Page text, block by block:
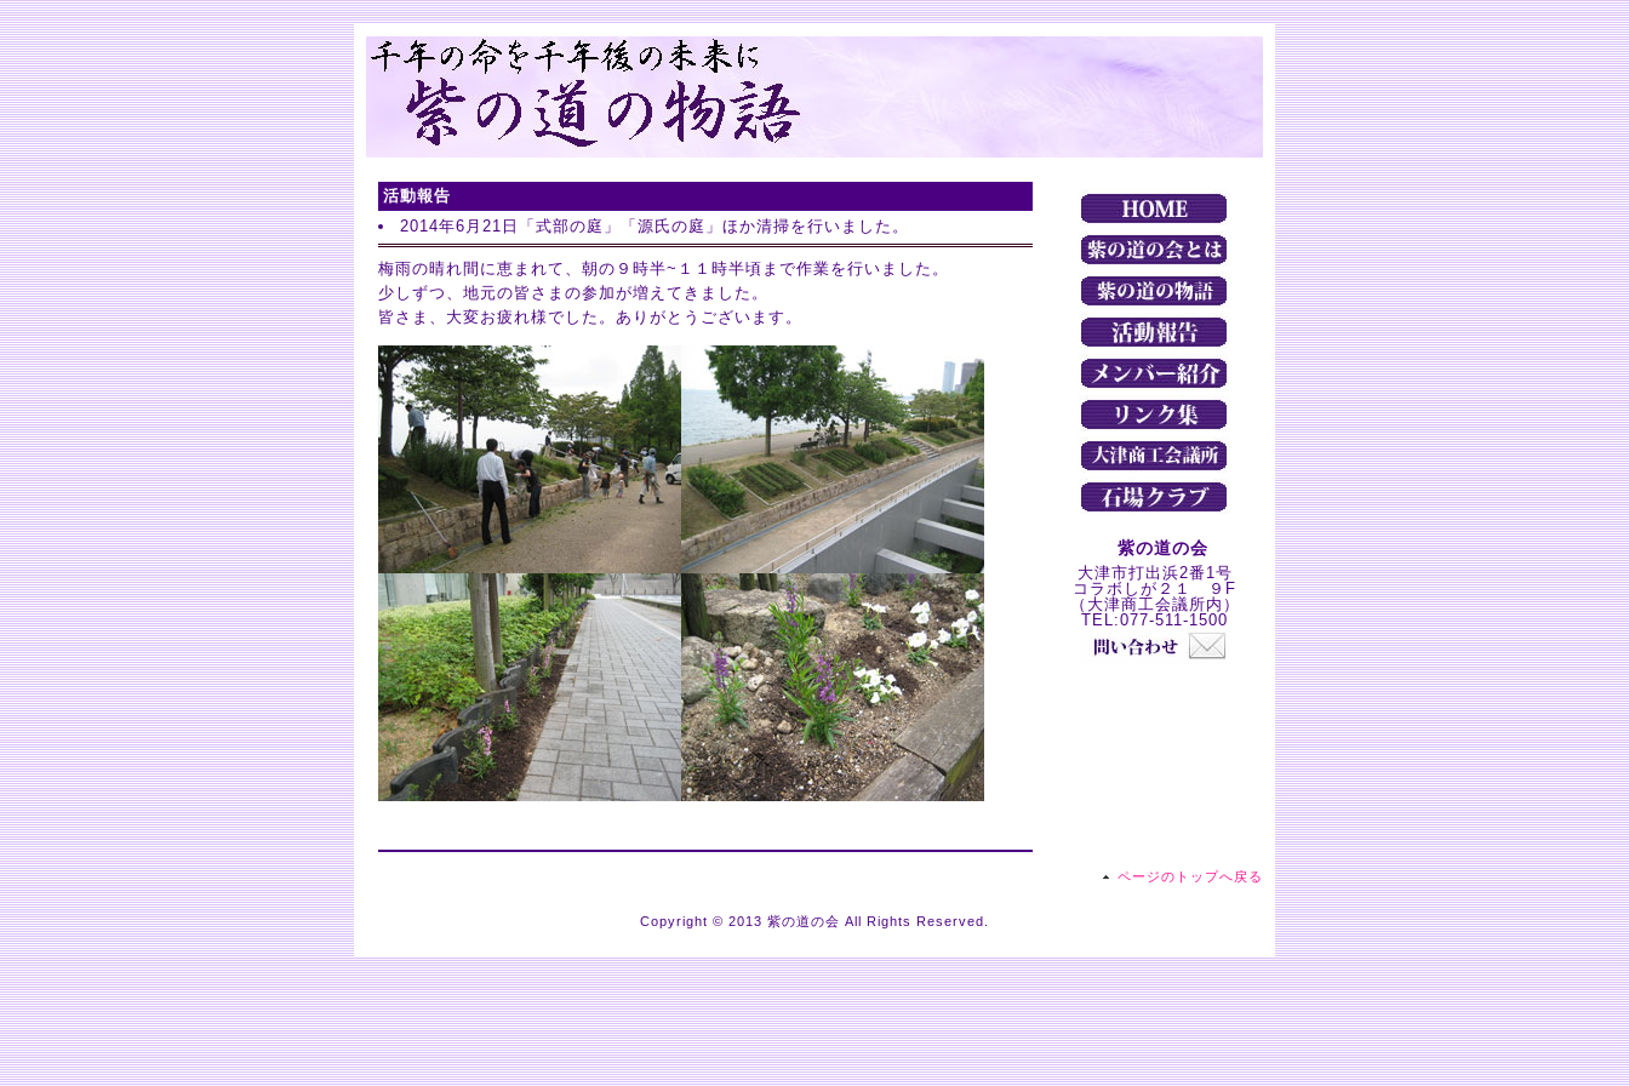
活動報告
2014年6月21日「式部の庭」「源氏の庭」ほか清掃を行いました。
梅雨の晴れ間に恵まれて、朝の９時半~１１時半頃まで作業を行いました。
少しずつ、地元の皆さまの参加が増えてきました。
皆さま、大変お疲れ様でした。ありがとうございます。
紫の道の会
大津市打出浜2番1号
コラボしが２１ ９F
（大津商工会議所内）
TEL:077-511-1500
ページのトップへ戻る
Copyright © 2013 紫の道の会 All Rights Reserved.